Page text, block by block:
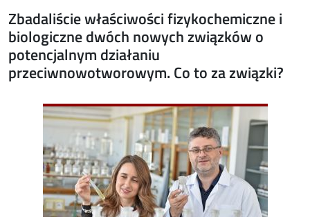
Zbadaliście właściwości fizykochemiczne i
biologiczne dwóch nowych związków o
potencjalnym działaniu
przeciwnowotworowym. Co to za związki?